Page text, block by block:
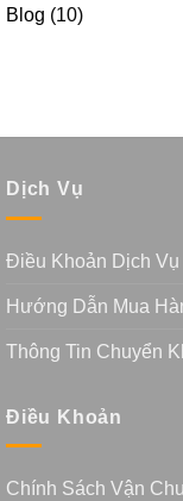
Blog (10)
Dịch Vụ
Điều Khoản Dịch Vụ
Hướng Dẫn Mua
Thông Tin Chuyển
Điều Khoản
Chính Sách Vận